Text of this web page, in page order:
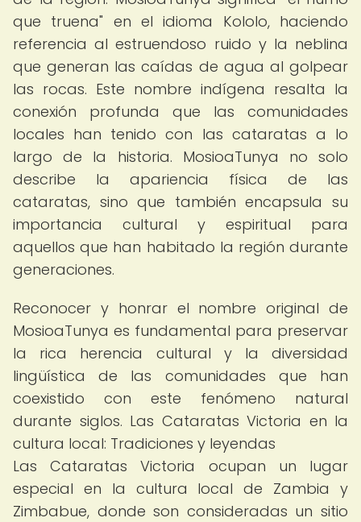
que truena" en el idioma Kololo, haciendo
referencia al estruendoso ruido y la neblina
que generan las caídas de agua al golpear
las rocas. Este nombre indígena resalta la
conexión profunda que las comunidades
locales han tenido con las cataratas a lo
largo de la historia. MosioaTunya no solo
describe la apariencia física de las
cataratas, sino que también encapsula su
importancia cultural y espiritual para
aquellos que han habitado la región durante
generaciones.
Reconocer y honrar el nombre original de
MosioaTunya es fundamental para preservar
la rica herencia cultural y la diversidad
lingüística de las comunidades que han
coexistido con este fenómeno natural
durante siglos. Las Cataratas Victoria en la
cultura local: Tradiciones y leyendas
Las Cataratas Victoria ocupan un lugar
especial en la cultura local de Zambia y
Zimbabue, donde son consideradas un sitio